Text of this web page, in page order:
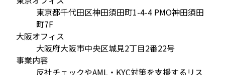
東京都千代田区神田須田町1-4-4 PMO神田須田
町7F
大阪オフィス
大阪府大阪市中央区城見2丁目2番22号
事業内容
反社チェックやAML・KYC対策を支援するリス